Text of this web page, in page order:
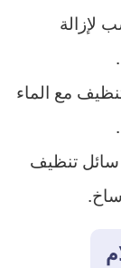
لإزالة
مع الماء
سائل تنظيف